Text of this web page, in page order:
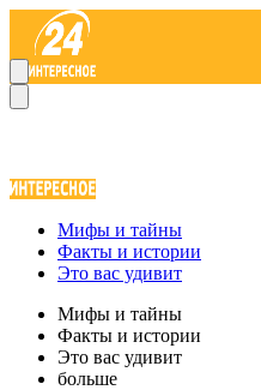
Мифы и тайны
Факты и истории
Это вас удивит
Мифы и тайны
Факты и истории
Это вас удивит
больше